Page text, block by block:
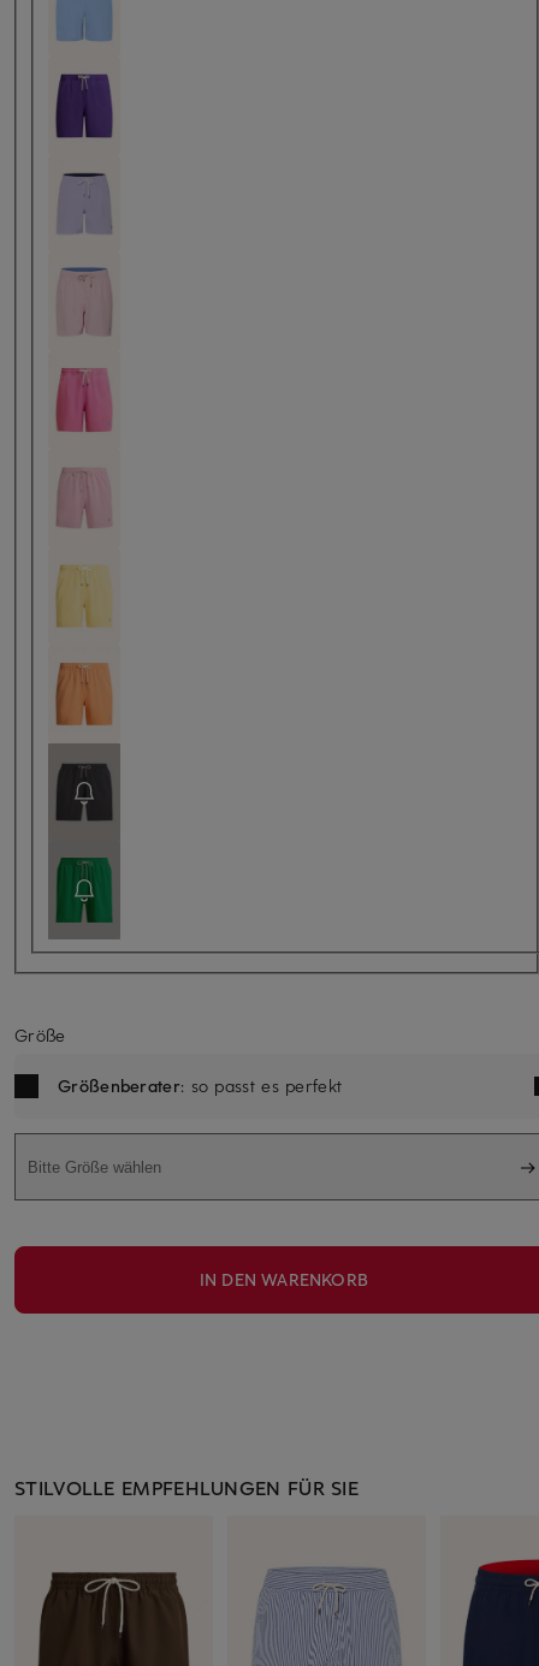
Größe
Größenberater: so passt es perfekt
Bitte Größe wählen
IN DEN WARENKORB
STILVOLLE EMPFEHLUNGEN FÜR SIE